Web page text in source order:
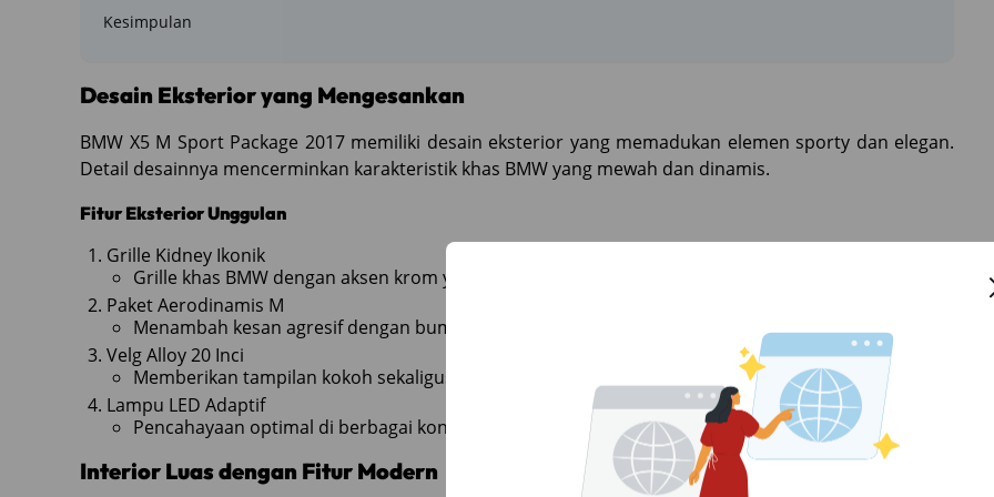
Kesimpulan
Desain Eksterior yang Mengesankan
BMW X5 M Sport Package 2017 memiliki desain eksterior yang memadukan elemen sporty dan elegan.
Detail desainnya mencerminkan karakteristik khas BMW yang mewah dan dinamis.
Fitur Eksterior Unggulan
Grille Kidney Ikonik
Grille khas BMW dengan aksen krom yang memberikan kesan berkelas.
Paket Aerodinamis M
Menambah kesan agresif dengan bumper depan dan belakang yang dirancang khusus.
Velg Alloy 20 Inci
Memberikan tampilan kokoh sekaligus meningkatkan performa di jalan.
Lampu LED Adaptif
Pencahayaan optimal di berbagai kondisi cuaca dan jalan.
Interior Luas dengan Fitur Modern